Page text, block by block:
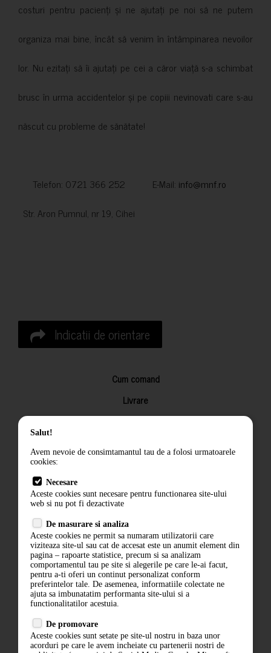
costuri pentru pacienți și ne ajutați pe noi să ne putem
organiza mai bine, încât să venim în întâmpinarea nevoilor
lor. Nu ezitați să îi ajutați pe cei a căror viață s-a schimbat
brusc în urma accidentelor și pe copiii nevinovati care s-au
născut cu probleme de sănătate!
Telefon: 0721 366 252 E-Mail: info@mnf.ro
Str. Aron Pumnul, nr 19, Cihei
Indicatii de orientare
Cum comand
Livrare
Returnarea produselor
Termeni si conditii
Politica de confidentialitate
ANPC
ABONARE LA NEWSLETTER
Salut!
Avem nevoie de consimtamantul tau de a folosi urmatoarele
cookies:
Necesare
Aceste cookies sunt necesare pentru functionarea site-ului
web si nu pot fi dezactivate
De masurare si analiza
Aceste cookies ne permit sa numaram utilizatorii care
viziteaza site-ul sau cat de accesat este un anumit element din
pagina – rapoarte statistice, precum si sa analizam
comportamentul tau pe site si alegerile pe care le-ai facut,
pentru a-ti oferi un continut personalizat conform
preferintelor tale. De asemenea, informatiile colectate ne
ajuta sa imbunatatim performanta site-ului si a
functionalitatilor acestuia.
De promovare
Aceste cookies sunt setate pe site-ul nostru in baza unor
acorduri pe care le avem incheiate cu partenerii nostri de